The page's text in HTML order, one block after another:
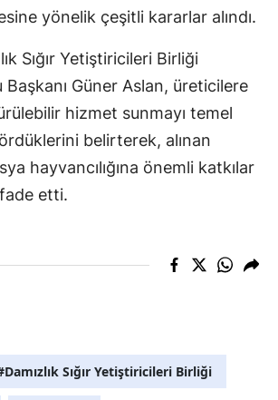
yönelik çeşitli kararlar alındı.
Sığır Yetiştiricileri Birliği
Güner Aslan, üreticilere
hizmet sunmayı temel
belirterek, alınan
hayvancılığına önemli katkılar
etti.
Sığır Yetiştiricileri Birliği